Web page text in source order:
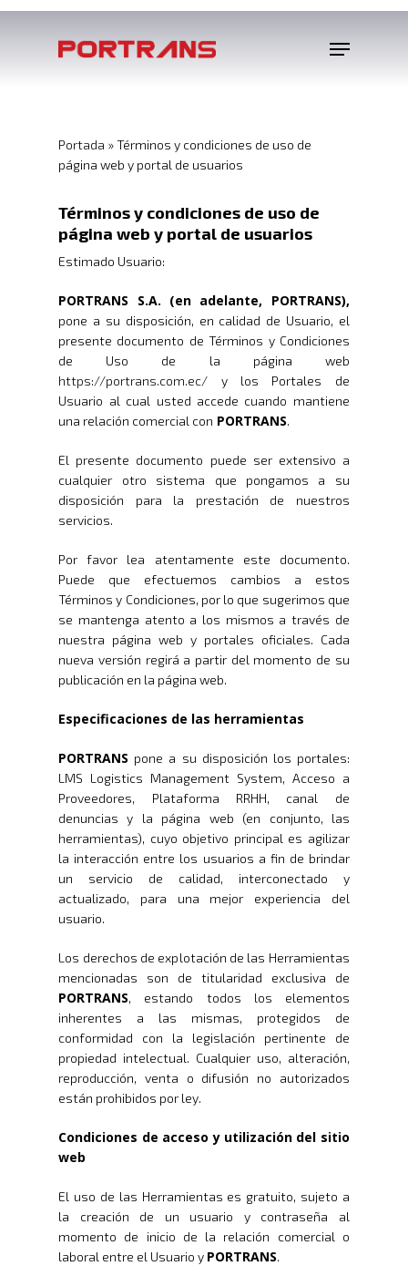
Portada »Términos y condiciones de uso de
página web y portal de usuarios
Términos y condiciones de uso de
página web y portal de usuarios
Estimado Usuario:
PORTRANS S.A. (en adelante, PORTRANS),
pone a su disposición, en calidad de Usuario, el
presente documento de Términos y Condiciones
de Uso de la página web
https://portrans.com.ec/ y los Portales de
Usuario al cual usted accede cuando mantiene
una relación comercial con PORTRANS.
El presente documento puede ser extensivo a
cualquier otro sistema que pongamos a su
disposición para la prestación de nuestros
servicios.
Por favor lea atentamente este documento.
Puede que efectuemos cambios a estos
Términos y Condiciones, por lo que sugerimos que
se mantenga atento a los mismos a través de
nuestra página web y portales oficiales. Cada
nueva versión regirá a partir del momento de su
publicación en la página web.
Especificaciones de las herramientas
PORTRANS pone a su disposición los portales:
LMS Logistics Management System, Acceso a
Proveedores, Plataforma RRHH, canal de
denuncias y la página web (en conjunto, las
herramientas), cuyo objetivo principal es agilizar
la interacción entre los usuarios a fin de brindar
un servicio de calidad, interconectado y
actualizado, para una mejor experiencia del
usuario.
Los derechos de explotación de las Herramientas
mencionadas son de titularidad exclusiva de
PORTRANS, estando todos los elementos
inherentes a las mismas, protegidos de
conformidad con la legislación pertinente de
propiedad intelectual. Cualquier uso, alteración,
reproducción, venta o difusión no autorizados
están prohibidos por ley.
Condiciones de acceso y utilización del sitio
web
El uso de las Herramientas es gratuito, sujeto a
la creación de un usuario y contraseña al
momento de inicio de la relación comercial o
laboral entre el Usuario y PORTRANS.